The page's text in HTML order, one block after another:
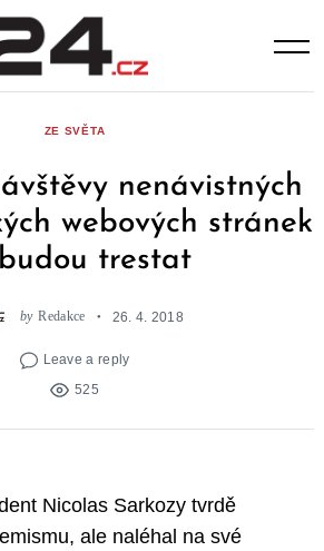
ZE SVĚTA
nenávistných
webových stránek
trestat
by Redakce 26. 4. 2018
Leave a reply
525
Nicolas Sarkozy tvrdě
ale naléhal na své